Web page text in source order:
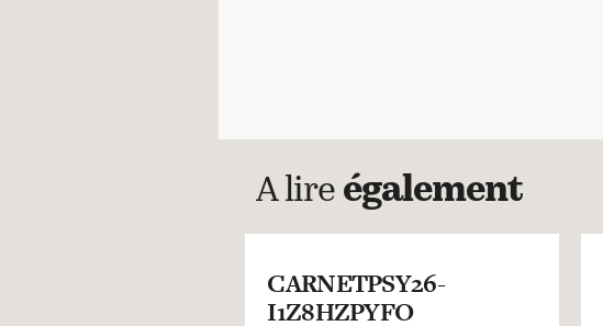
A lire également
CARNETPSY26-
I1Z8HZPYFO